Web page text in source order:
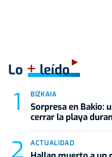
Lo +leído
BIZKAIA
Sorpresa en Bakio:
cerrar la playa
ACTUALIDAD